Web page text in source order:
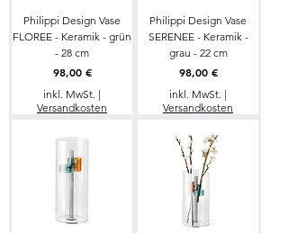
Philippi Design Vase
FLOREE - Keramik - grün
- 28 cm
Preis
98,00 €
inkl. MwSt. |
Versandkosten
Philippi Design Vase
SERENEE - Keramik -
grau - 22 cm
Preis
98,00 €
inkl. MwSt. |
Versandkosten